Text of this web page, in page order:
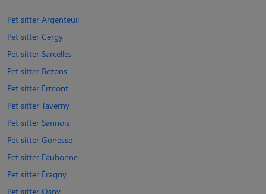
Pet sitter Argenteuil
Pet sitter Cergy
Pet sitter Sarcelles
Pet sitter Bezons
Pet sitter Ermont
Pet sitter Taverny
Pet sitter Sannois
Pet sitter Gonesse
Pet sitter Eaubonne
Pet sitter Éragny
Pet sitter Osny